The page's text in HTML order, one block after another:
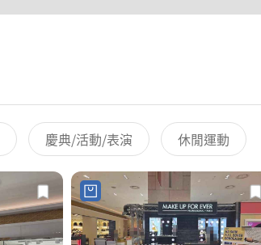
慶典/活動/表演 休閒運動